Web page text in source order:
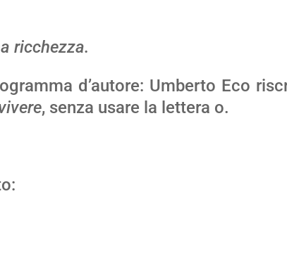
ricchezza.
d’autore: Umberto Eco
, senza usare la lettera o.